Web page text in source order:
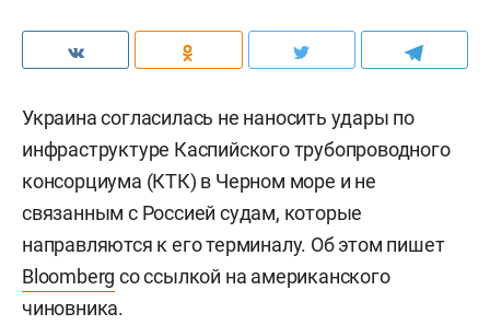
Украина согласилась не наносить удары по
инфраструктуре Каспийского трубопроводного
консорциума (КТК) в Черном море и не
связанным с Россией судам, которые
направляются к его терминалу. Об этом пишет
Bloomberg со ссылкой на американского
чиновника.